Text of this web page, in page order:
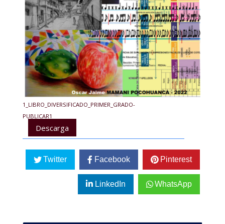
1_LIBRO_DIVERSIFICADO_PRIMER_GRADO-
PUBLICAR1
Descarga
Twitter Facebook Pinterest
LinkedIn WhatsApp